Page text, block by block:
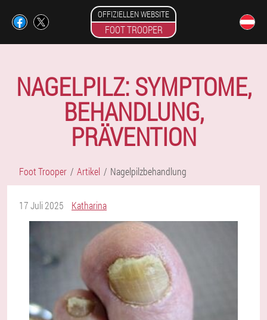
OFFIZIELLEN WEBSITE
FOOT TROOPER
NAGELPILZ: SYMPTOME,
BEHANDLUNG,
PRÄVENTION
Foot Trooper Artikel Nagelpilzbehandlung
17 Juli 2025 Katharina